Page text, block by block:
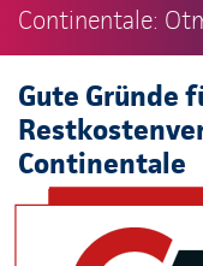
Continentale:
Gute Gründe
Continentale